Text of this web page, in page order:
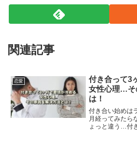
関連記事
恋愛
付き合って3
女性心理…そ
は！
付き合い始めは
月経ってみたら
ょっと違う…付